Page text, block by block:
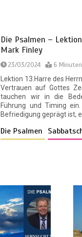
Die Psalmen –
Mark Finley
23/03/2024 6 Minuten
Lektion 13.Harre des
Vertrauen auf Gottes
tauchen wir in die
Führung und Timing
Befriedigung geprägt ist,
Die Psalmen